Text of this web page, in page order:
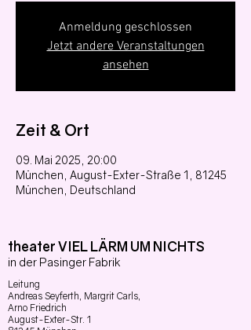
Anmeldung geschlossen
Jetzt andere Veranstaltungen
ansehen
Zeit & Ort
09. Mai 2025, 20:00
München, August-Exter-Straße 1, 81245
München, Deutschland
theater VIEL LÄRM UM NICHTS
in der Pasinger Fabrik
Leitung
Andreas Seyferth, Margrit Carls,
Arno Friedrich
August-Exter-Str. 1